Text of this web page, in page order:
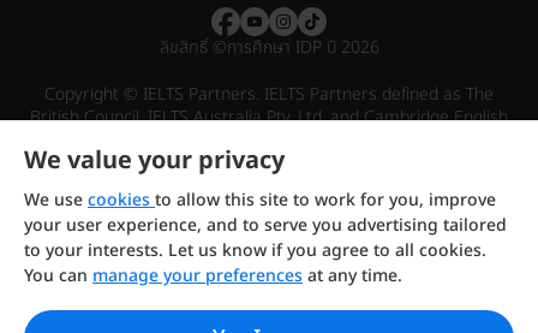
ลิขสิทธิ์©การศึกษา IDP ปี 2026
Copyright © IELTS Partners. IELTS Partners defined as The
British Council, IELTS Australia Pty. Ltd. and Cambridge English
Investors
Terms of use Privacy policy Disclaimer
We value your privacy
We usecookiesto allow this site to work for you, improve
your user experience, and to serve you advertising tailored
to your interests. Let us know if you agree to all cookies.
You can manage your preferencesat any time.